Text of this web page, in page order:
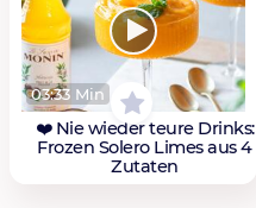
03:33 Min
❤️ Nie wieder teure Drinks:
Frozen Solero Limes aus 4
Zutaten